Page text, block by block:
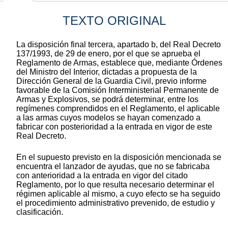
TEXTO ORIGINAL
La disposición final tercera, apartado b, del Real Decreto
137/1993, de 29 de enero, por el que se aprueba el
Reglamento de Armas, establece que, mediante Órdenes
del Ministro del Interior, dictadas a propuesta de la
Dirección General de la Guardia Civil, previo informe
favorable de la Comisión Interministerial Permanente de
Armas y Explosivos, se podrá determinar, entre los
regímenes comprendidos en el Reglamento, el aplicable
a las armas cuyos modelos se hayan comenzado a
fabricar con posterioridad a la entrada en vigor de este
Real Decreto.
En el supuesto previsto en la disposición mencionada se
encuentra el lanzador de ayudas, que no se fabricaba
con anterioridad a la entrada en vigor del citado
Reglamento, por lo que resulta necesario determinar el
régimen aplicable al mismo, a cuyo efecto se ha seguido
el procedimiento administrativo prevenido, de estudio y
clasificación.